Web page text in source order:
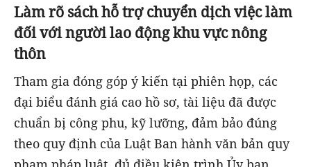
Làm rõ sách hỗ trợ chuyển dịch việc làm
đối với người lao động khu vực nông
thôn
Tham gia đóng góp ý kiến tại phiên họp, các
đại biểu đánh giá cao hồ sơ, tài liệu đã được
chuẩn bị công phu, kỹ lưỡng, đảm bảo đúng
theo quy định của Luật Ban hành văn bản quy